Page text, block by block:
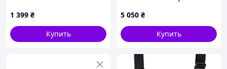
1 399 ₴
Купить
5 050 ₴
Купить